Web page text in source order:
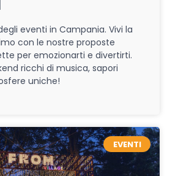
eventi in Campania. Vivi la
con le nostre proposte
per emozionarti e divertirti.
ricchi di musica, sapori
uniche!
EVENTI